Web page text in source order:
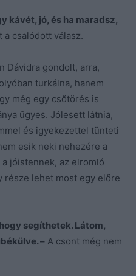
kávét, jó, és ha maradsz,
a csalódott válasz.
Dávidra gondolt, arra,
turkálna, hanem
még egy csőtörés is
ügyes. Jólesett látnia,
és igyekezettel tünteti
esik neki nehezére a
jóistennek, az elromló
része lehet most egy előre
segíthetek. Látom,
– A csont még nem